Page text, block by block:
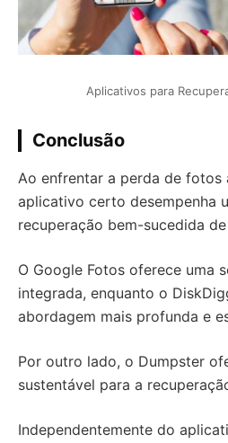
Aplicativos para
Conclusão
Ao enfrentar a perda de fotos
aplicativo certo desempenha
recuperação bem-sucedida
O Google Fotos oferece uma
integrada, enquanto o
abordagem mais profunda e
Por outro lado, o Dumpster
sustentável para a
Independentemente do